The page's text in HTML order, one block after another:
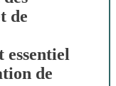
de
essentiel
de